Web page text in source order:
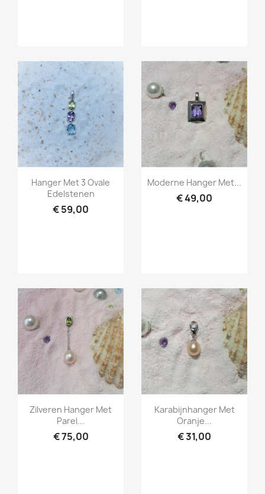
Snel bekijken
Hanger Met 3 Ovale
Edelstenen
€ 59,00
Snel bekijken
Moderne Hanger Met...
€ 49,00
Snel bekijken
Zilveren Hanger Met
Parel...
€ 75,00
Snel bekijken
Karabijnhanger Met
Oranje...
€ 31,00